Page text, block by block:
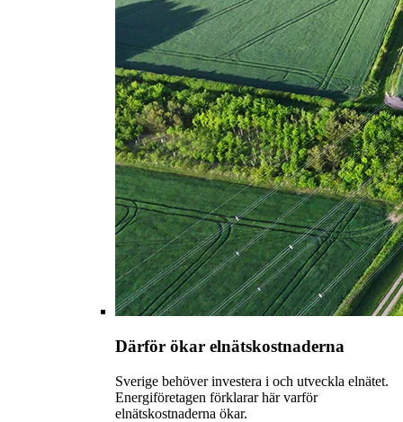
Därför ökar elnätskostnaderna
Sverige behöver investera i och utveckla elnätet.
Energiföretagen förklarar här varför
elnätskostnaderna ökar.